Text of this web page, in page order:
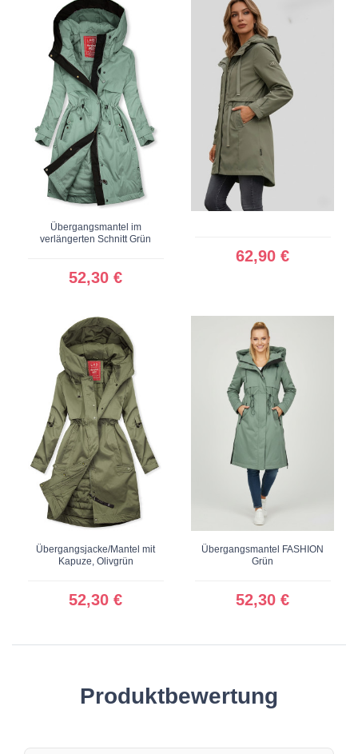
Übergangsmantel im
verlängerten Schnitt Grün
52,30 €
62,90 €
Übergangsjacke/Mantel mit
Kapuze, Olivgrün
52,30 €
Übergangsmantel FASHION
Grün
52,30 €
Produktbewertung